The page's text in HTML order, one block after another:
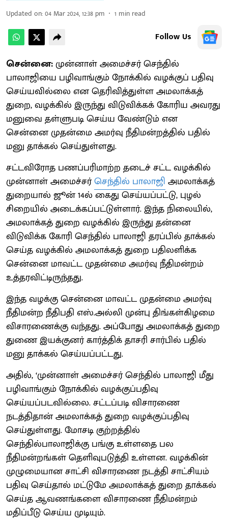
Updated on:04 Mar 2024, 12:38 pm 1 min read
Follow Us
சென்னை:முன்னாள் அமைச்சர் செந்தில்
பாலாஜியை பழிவாங்கும் நோக்கில் வழக்குப் பதிவு
செய்யவில்லை என தெரிவித்துள்ள அமலாக்கத்
துறை, வழக்கில் இருந்து விடுவிக்கக் கோரிய அவரது
மனுவை தள்ளுபடி செய்ய வேண்டும் என
சென்னை முதன்மை அமர்வு நீதிமன்றத்தில் பதில்
மனு தாக்கல் செய்துள்ளது.
சட்டவிரோத பணப்பரிமாற்ற தடைச் சட்ட வழக்கில்
முன்னாள் அமைச்சர்செந்தில் பாலாஜி அமலாக்கத்
துறையால் ஜூன் 14ல் கைது செய்யப்பட்டு, புழல்
சிறையில் அடைக்கப்பட்டுள்ளார். இந்த நிலையில்,
அமலாக்கத் துறை வழக்கில் இருந்து தன்னை
விடுவிக்க கோரி செந்தில் பாலாஜி தரப்பில் தாக்கல்
செய்த வழக்கில் அமலாக்கத் துறை பதிலளிக்க
சென்னை மாவட்ட முதன்மை அமர்வு நீதிமன்றம்
உத்தரவிட்டிருந்தது.
இந்த வழக்கு சென்னை மாவட்ட முதன்மை அமர்வு
நீதிமன்ற நீதிபதி எஸ்.அல்லி முன்பு திங்கள்கிழமை
விசாரணைக்கு வந்தது. அப்போது அமலாக்கத் துறை
துணை இயக்குனர் கார்த்திக் தாசரி சார்பில் பதில்
மனு தாக்கல் செய்யப்பட்டது.
அதில், ‘முன்னாள் அமைச்சர் செந்தில் பாலாஜி மீது
பழிவாங்கும் நோக்கில் வழக்குப்பதிவு
செய்யப்படவில்லை. சட்டப்படி விசாரணை
நடத்திதான் அமலாக்கத் துறை வழக்குப்பதிவு
செய்துள்ளது. மோசடி குற்றத்தில்
செந்தில்பாலாஜிக்கு பங்கு உள்ளதை பல
நீதிமன்றங்கள் தெளிவுபடுத்தி உள்ளன. வழக்கின்
முழுமையான சாட்சி விசாரணை நடத்தி சாட்சியம்
பதிவு செய்தால் மட்டுமே அமலாக்கத் துறை தாக்கல்
செய்த ஆவணங்களை விசாரணை நீதிமன்றம்
மதிப்பீடு செய்ய முடியும்.